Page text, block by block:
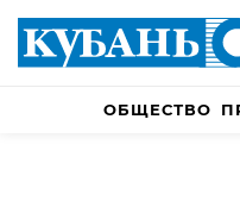
ОБЩЕСТВО